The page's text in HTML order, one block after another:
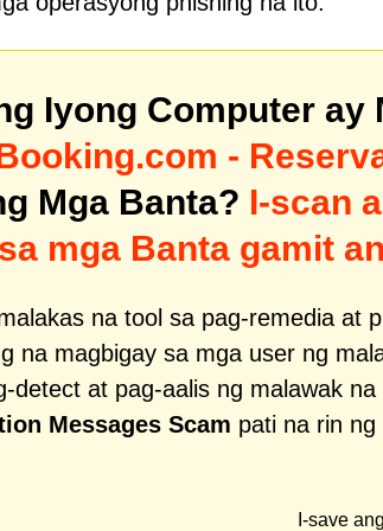
Iyong Computer ay
-
Mga Banta? I-scan
mga Banta gamit
na tool sa pag-remedia at
na magbigay sa mga user ng
detect at pag-aalis ng malawak
Messages Scam pati na rin
I-save